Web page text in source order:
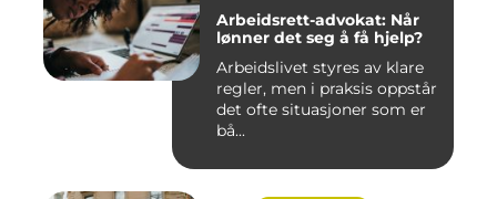
Arbeidsrett-advokat: Når
lønner det seg å få hjelp?
Arbeidslivet styres av klare
regler, men i praksis oppstår
det ofte situasjoner som er
bå...